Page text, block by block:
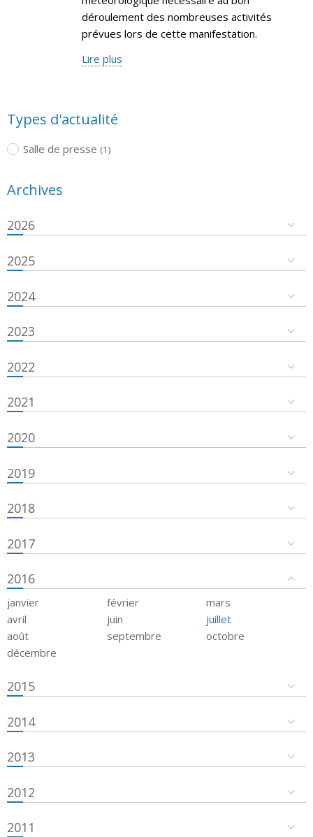
déroulement des nombreuses activités
prévues lors de cette manifestation.
Lire plus
Types d'actualité
Salle de presse (1)
Archives
2026
2025
2024
2023
2022
2021
2020
2019
2018
2017
2016
janvier février
mars
avril
juin
juillet
août
septembre
octobre
décembre
2015
2014
2013
2012
2011